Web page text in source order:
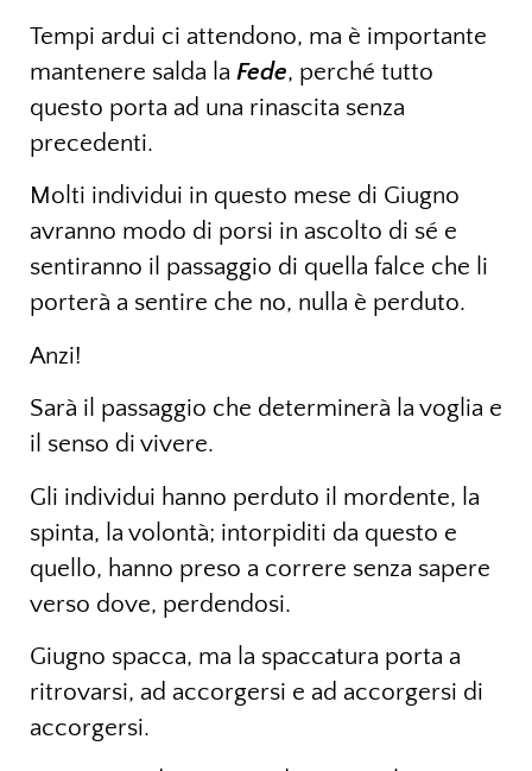
Tempi ardui ci attendono, ma è importante
mantenere salda la Fede, perché tutto
questo porta ad una rinascita senza
precedenti.
Molti individui in questo mese di Giugno
avranno modo di porsi in ascolto di sé e
sentiranno il passaggio di quella falce che li
porterà a sentire che no, nulla è perduto.
Anzi!
Sarà il passaggio che determinerà la voglia e
il senso di vivere.
Gli individui hanno perduto il mordente, la
spinta, la volontà; intorpiditi da questo e
quello, hanno preso a correre senza sapere
verso dove, perdendosi.
Giugno spacca, ma la spaccatura porta a
ritrovarsi, ad accorgersi e ad accorgersi di
accorgersi.